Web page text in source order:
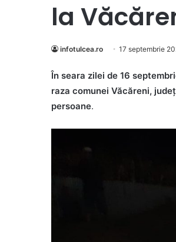
la
infotulcea.ro 17 septembrie
În seara zilei de 16
raza comunei Văcăreni,
persoane.